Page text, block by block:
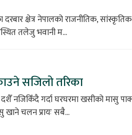
क्षेत्र नेपालको राजनीतिक,
तलेजु भवानी म...
सजिलो तरिका
नजिकिँदै गर्दा घरघरमा खसीको मासु
चलन प्रायः सबै...